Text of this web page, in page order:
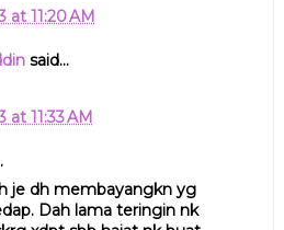
at 11:20 AM
said...
at 11:33 AM
je dh membayangkn yg
Dah lama teringin nk